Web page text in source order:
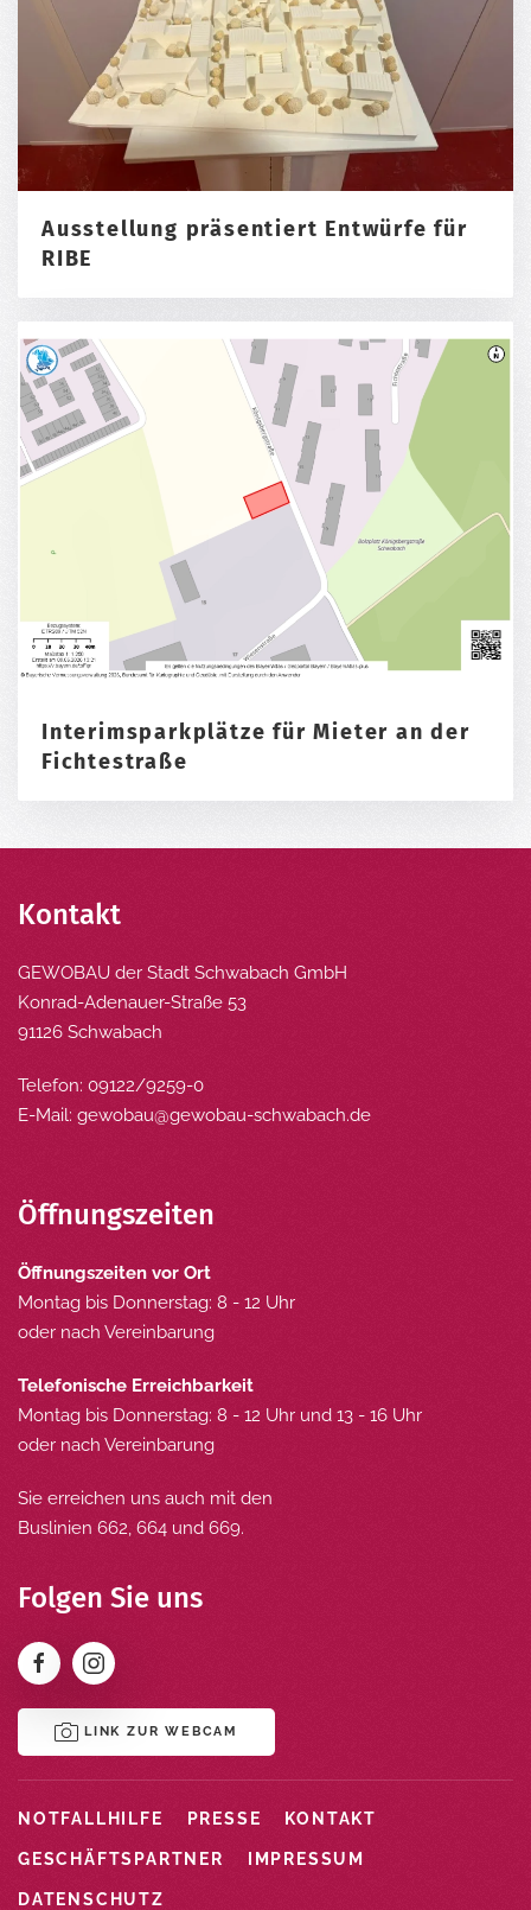
Ausstellung präsentiert Entwürfe für
RIBE
Interimsparkplätze für Mieter an der
Fichtestraße
Kontakt
GEWOBAU der Stadt Schwabach GmbH
Konrad-Adenauer-Straße 53
91126 Schwabach
Telefon: 09122/9259-0
E-Mail: gewobau@gewobau-schwabach.de
Öffnungszeiten
Öffnungszeiten vor Ort
Montag bis Donnerstag: 8 - 12 Uhr
oder nach Vereinbarung
Telefonische Erreichbarkeit
Montag bis Donnerstag: 8 - 12 Uhr und 13 - 16 Uhr
oder nach Vereinbarung
Sie erreichen uns auch mit den
Buslinien 662, 664 und 669.
Folgen Sie uns
LINK ZUR WEBCAM
NOTFALLHILFE PRESSE KONTAKT
GESCHÄFTSPARTNER IMPRESSUM
DATENSCHUTZ